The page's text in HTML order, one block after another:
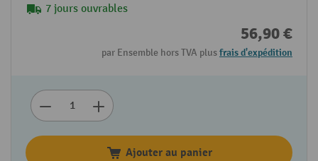
7 jours ouvrables
56,90 €
par Ensemble hors TVA plusfrais d'expédition
Ajouter au panier